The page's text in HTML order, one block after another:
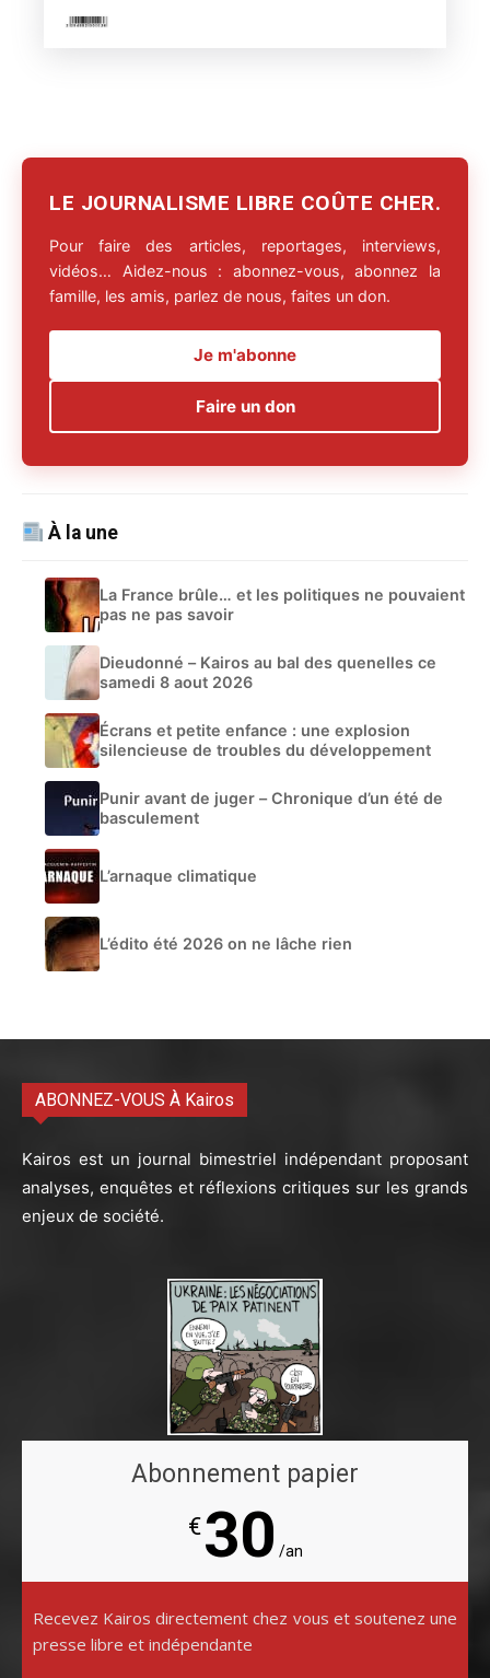
LE JOURNALISME LIBRE COÛTE CHER.
Pour faire des articles, reportages, interviews,
vidéos… Aidez-nous : abonnez-vous, abonnez la
famille, les amis, parlez de nous, faites un don.
Je m'abonne
Faire un don
À la une
La France brûle… et les politiques ne pouvaient
pas ne pas savoir
Dieudonné – Kairos au bal des quenelles ce
samedi 8 aout 2026
Écrans et petite enfance : une explosion
silencieuse de troubles du développement
Punir avant de juger – Chronique d’un été de
basculement
L’arnaque climatique
L’édito été 2026 on ne lâche rien
ABONNEZ-VOUS À Kairos
Kairos est un journal bimestriel indépendant proposant
analyses, enquêtes et réflexions critiques sur les grands
enjeux de société.
Abonnement papier
€30 /an
Recevez Kairos directement chez vous et soutenez une
presse libre et indépendante